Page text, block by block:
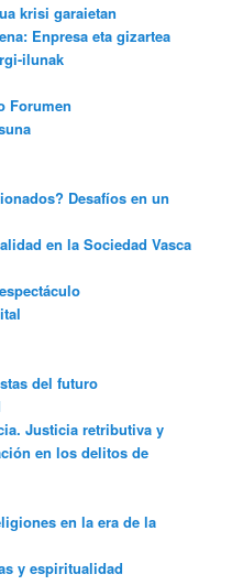
krisi garaietan
Enpresa eta gizartea
ilunak
Forumen
Desafíos en un
en la Sociedad Vasca
del futuro
Justicia retributiva y
en los delitos de
en la era de la
y espiritualidad